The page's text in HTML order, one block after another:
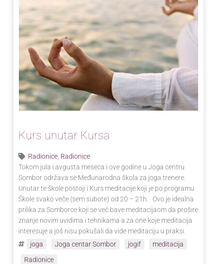
Kurs unutar Kursa
Radionice Radionice
Tokom jula i avgusta meseca i ove godine u Joga centru
Sombor održava se Međunarodna škola za joga trenere.
Unutar te škole postoji i Kurs meditacije koji je po programu
Škole svako veče (sem subote) od 20 – 21h. Ovo je idealna
prilika za Somborce koji se već bave meditacijaom da prošire
znanje novim uvidima i tehnikama a za one koje meditacija
interesuje a još nisu pokušali da vide meditaciju u praksi.
joga
Joga centar Sombor jogif
meditacija
Radionice